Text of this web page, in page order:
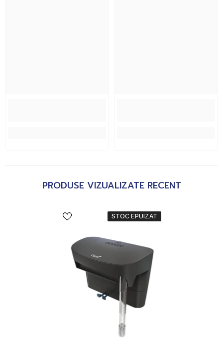
PRODUSE VIZUALIZATE RECENT
STOC EPUIZAT